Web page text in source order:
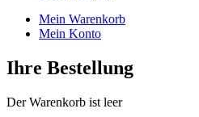
Mein Warenkorb
Mein Konto
Ihre Bestellung
Der Warenkorb ist leer